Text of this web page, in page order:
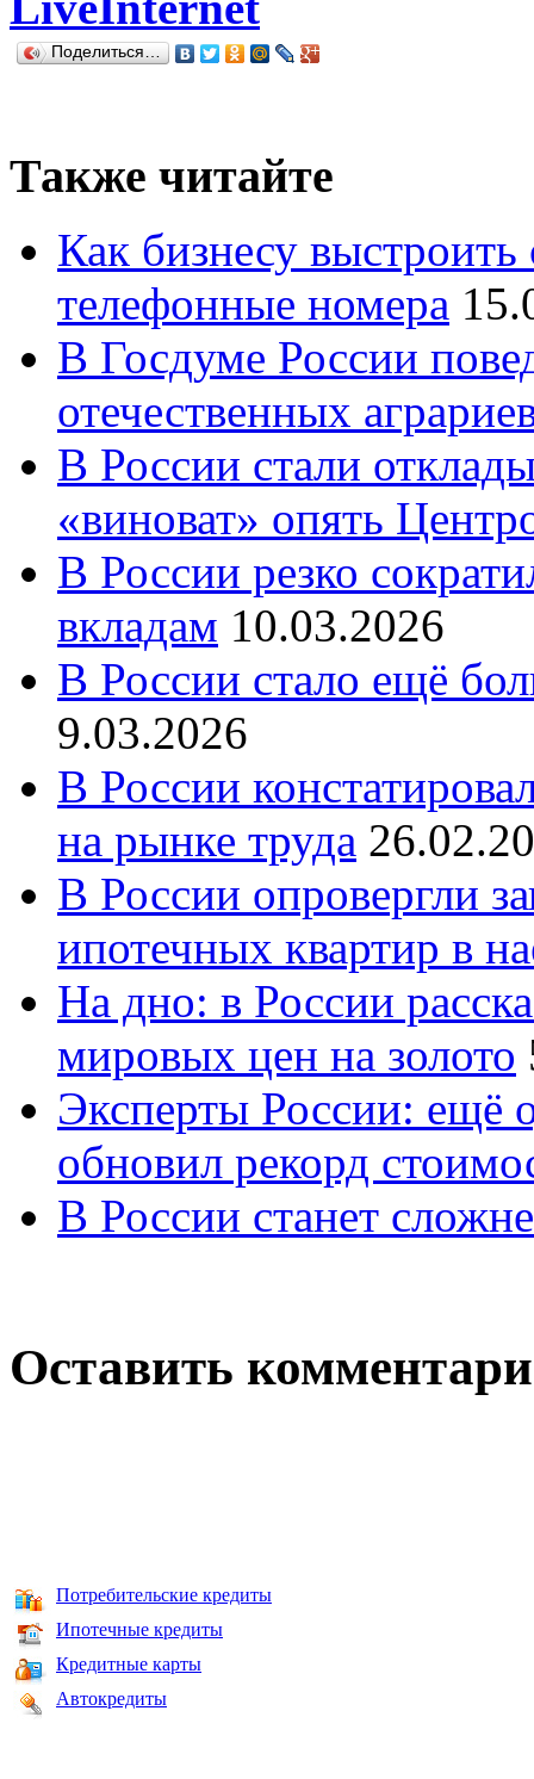
Поделиться…
Также читайте
Как бизнесу
телефонные номера
В Госдуме России
отечественных
В России стали
«виноват» опять
В России резко
вкладам 10.03.2026
В России стало ещё
9.03.2026
В России
на рынке труда
В России опровергли
ипотечных квартир в
На дно: в России
мировых цен на золото
Эксперты России: ещё
обновил рекорд
В России станет
Оставить
Потребительские кредиты
Ипотечные кредиты
Кредитные карты
Автокредиты